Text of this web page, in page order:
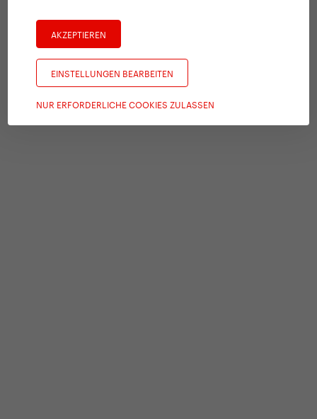
AKZEPTIEREN
EINSTELLUNGEN BEARBEITEN
NUR ERFORDERLICHE COOKIES ZULASSEN